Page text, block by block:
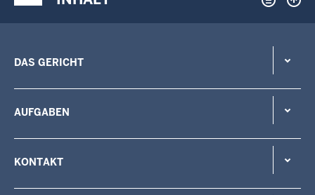
DAS GERICHT
AUFGABEN
KONTAKT